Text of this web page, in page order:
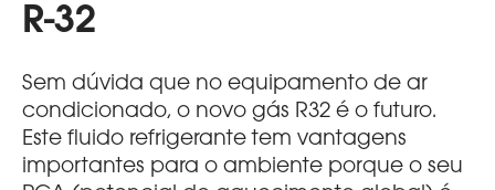
R-32
Sem dúvida que no equipamento de ar
condicionado, o novo gás R32 é o futuro.
Este fluido refrigerante tem vantagens
importantes para o ambiente porque o seu